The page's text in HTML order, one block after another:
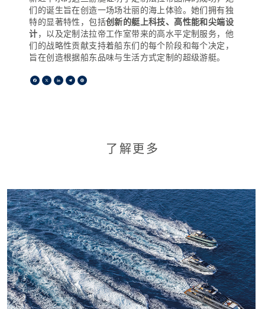
们的诞生旨在创造一场场壮丽的海上体验。她们拥有独
特的显著特性，包括创新的艇上科技、高性能和尖端设
计，以及定制法拉帝工作室带来的高水平定制服务，他
们的战略性贡献支持着船东们的每个阶段和每个决定，
旨在创造根据船东品味与生活方式定制的超级游艇。
Facebook
X LinkedIn
Telegram
了解更多